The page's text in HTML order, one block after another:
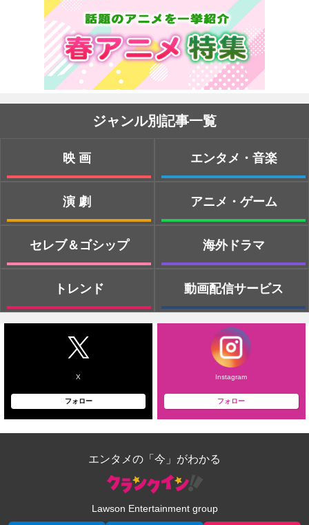
ジャンル別記事一覧
映画
演劇
セレブ＆ゴシップ
トレンド
エンタメ・音楽
アニメ・ゲーム
海外ドラマ
動画配信サービス
X
フォロー
Instagram
フォロー
エンタメの「今」がわかる
Lawson Entertainment group